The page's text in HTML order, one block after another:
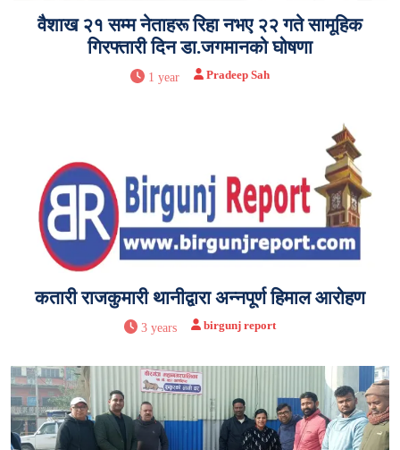
वैशाख २१ सम्म नेताहरू रिहा नभए २२ गते सामूहिक
गिरफ्तारी दिन डा.जगमानको घोषणा
1 year Pradeep Sah
कतारी राजकुमारी थानीद्वारा अन्नपूर्ण हिमाल आरोहण
3 years birgunj report